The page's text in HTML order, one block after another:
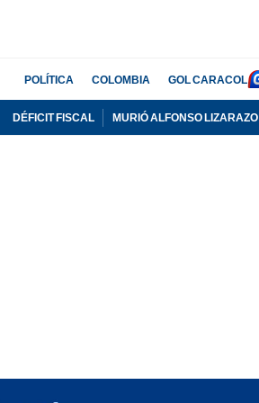
POLÍTICA COLOMBIA GOL CARACOL
DÉFICIT FISCAL MURIÓ ALFONSO LIZARAZO